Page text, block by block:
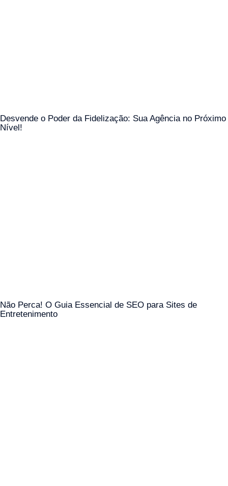
Desvende o Poder da Fidelização: Sua Agência no Próximo
Nível!
Não Perca! O Guia Essencial de SEO para Sites de
Entretenimento